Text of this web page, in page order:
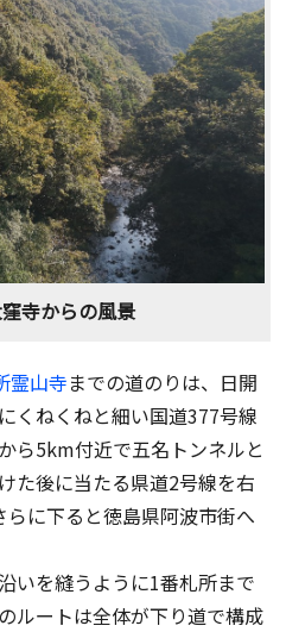
寺からの風景
霊山寺までの道のりは、日開
くねくねと細い国道377号線
ら5km付近で五名トンネルと
た後に当たる県道2号線を右
に下ると徳島県阿波市街へ
いを縫うように1番札所まで
ルートは全体が下り道で構成